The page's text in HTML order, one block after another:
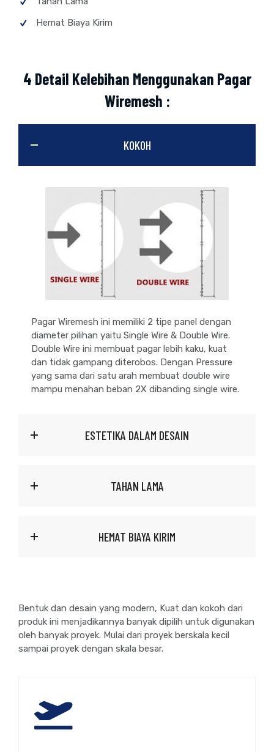
Hemat Biaya Kirim
4 Detail Kelebihan Menggunakan Pagar
Wiremesh :
KOKOH
Pagar Wiremesh ini memiliki 2 tipe panel dengan
diameter pilihan yaitu Single Wire & Double Wire.
Double Wire ini membuat pagar lebih kaku, kuat
dan tidak gampang diterobos. Dengan Pressure
yang sama dari satu arah membuat double wire
mampu menahan beban 2X dibanding single wire.
ESTETIKA DALAM DESAIN
TAHAN LAMA
HEMAT BIAYA KIRIM
Bentuk dan desain yang modern, Kuat dan kokoh dari
produk ini menjadikannya banyak dipilih untuk digunakan
oleh banyak proyek. Mulai dari proyek berskala kecil
sampai proyek dengan skala besar.